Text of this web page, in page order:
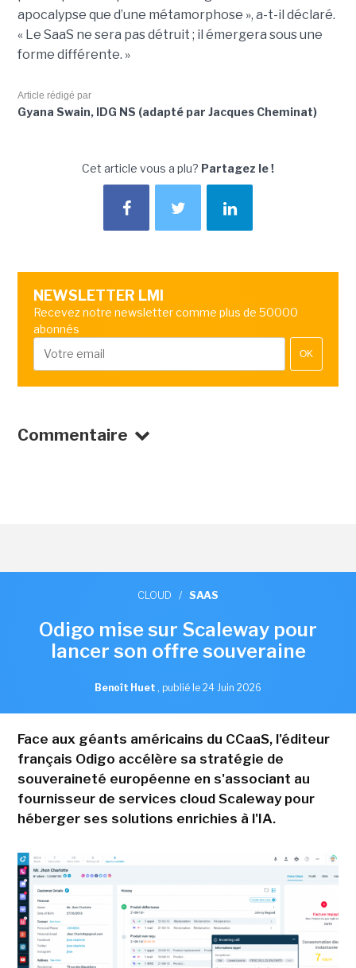
apocalypse que d’une métamorphose », a-t-il déclaré.
« Le SaaS ne sera pas détruit ; il émergera sous une
forme différente. »
Article rédigé par
Gyana Swain, IDG NS (adapté par Jacques Cheminat)
Cet article vous a plu? Partagez le !
NEWSLETTER LMI
Recevez notre newsletter comme plus de 50000
abonnés
OK
Commentaire
CLOUD / SAAS
Odigo mise sur Scaleway pour
lancer son offre souveraine
Benoît Huet , publié le 24 Juin 2026
Face aux géants américains du CCaaS, l'éditeur
français Odigo accélère sa stratégie de
souveraineté européenne en s'associant au
fournisseur de services cloud Scaleway pour
héberger ses solutions enrichies à l'IA.